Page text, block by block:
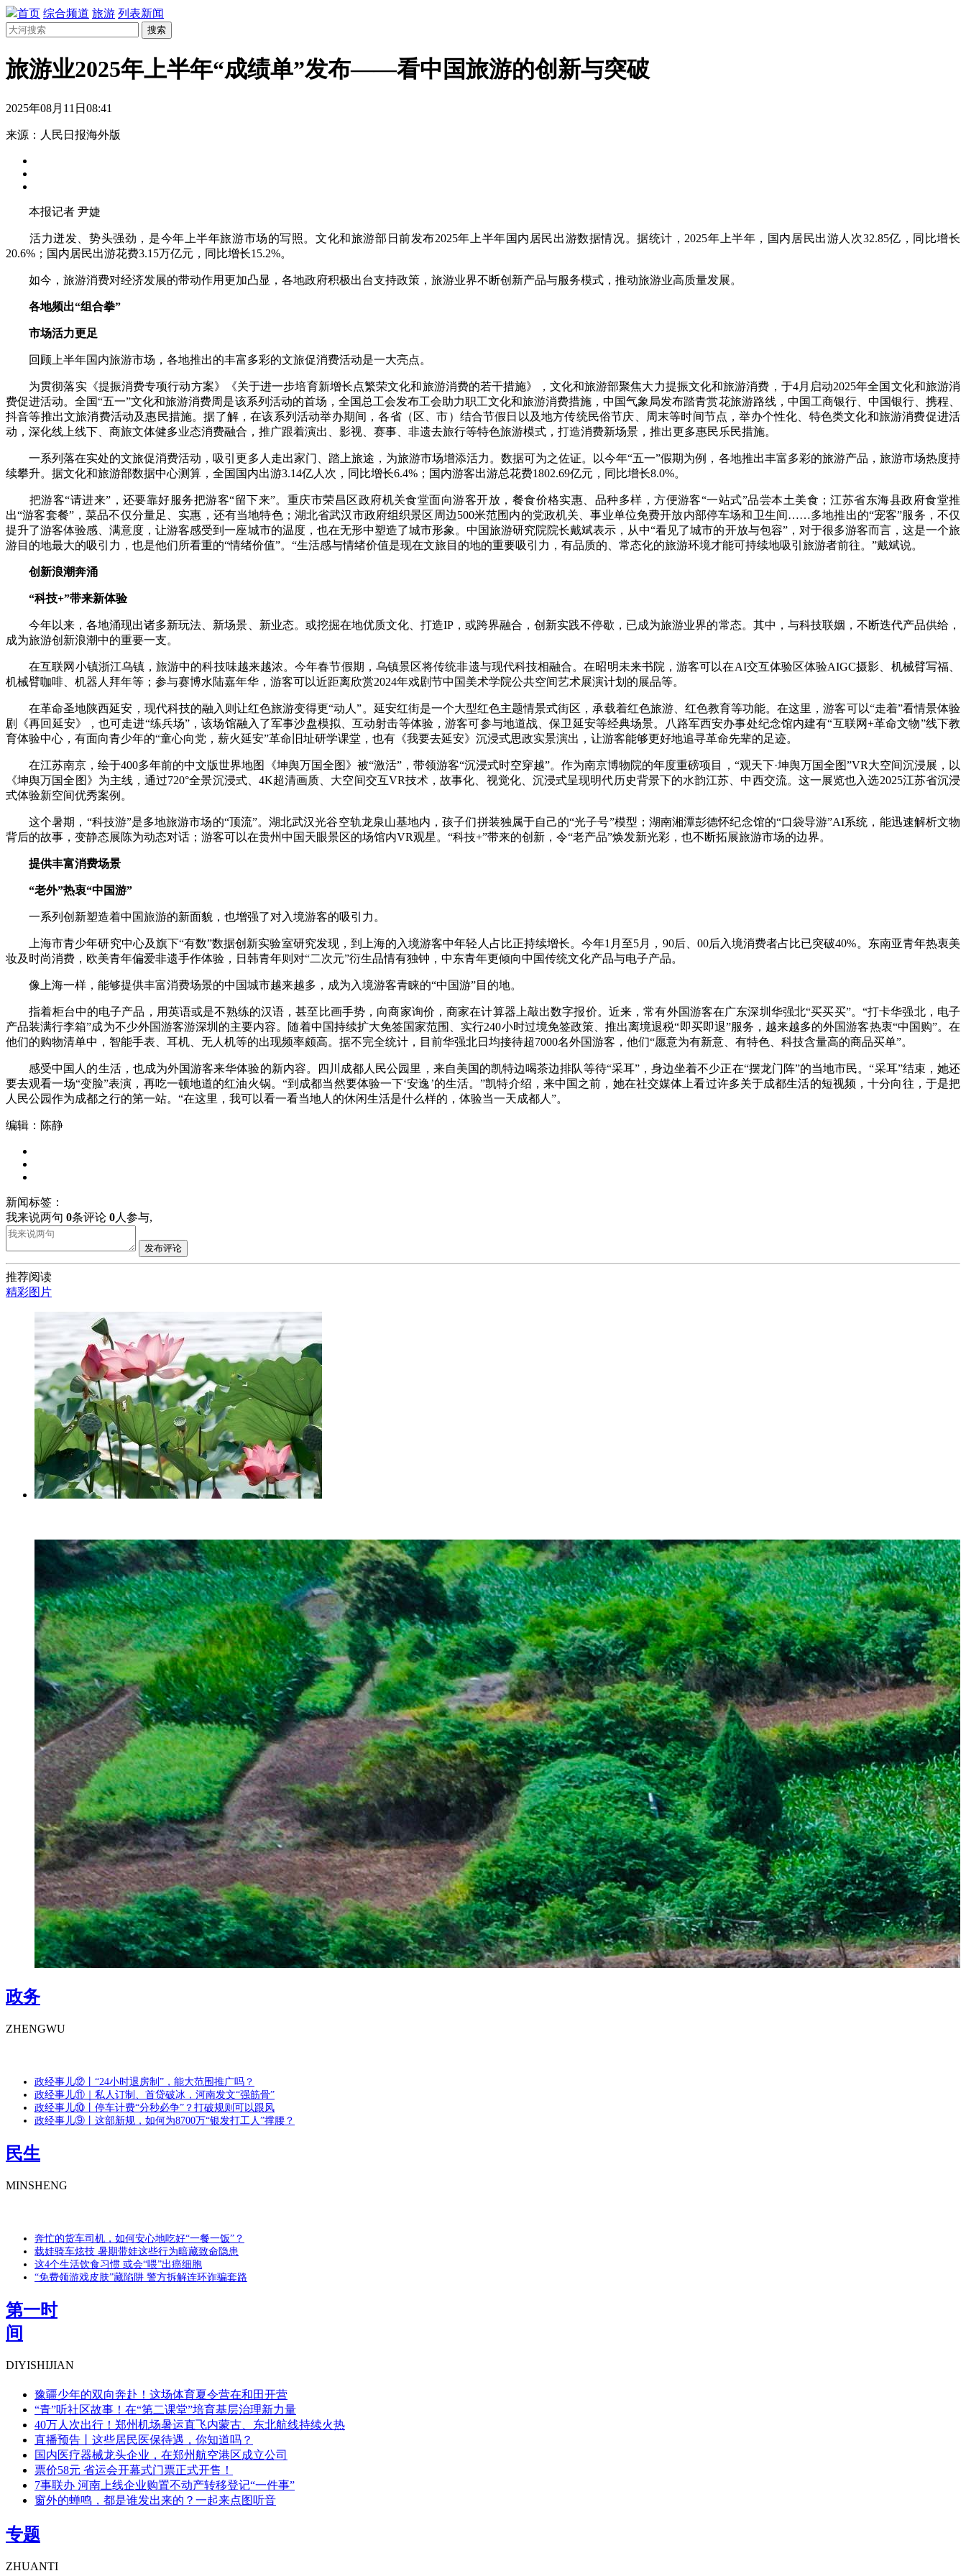
首页 综合频道 旅游 列表新闻
搜索
旅游业2025年上半年“成绩单”发布——看中国旅游的创新与突破
2025年08月11日08:41
来源：人民日报海外版
本报记者 尹婕
活力迸发、势头强劲，是今年上半年旅游市场的写照。文化和旅游部日前发布2025年上半年国内居民出游数据情况。据统计，2025年上半年，国内居民出游人次32.85亿，同比增长
20.6%；国内居民出游花费3.15万亿元，同比增长15.2%。
如今，旅游消费对经济发展的带动作用更加凸显，各地政府积极出台支持政策，旅游业界不断创新产品与服务模式，推动旅游业高质量发展。
各地频出“组合拳”
市场活力更足
回顾上半年国内旅游市场，各地推出的丰富多彩的文旅促消费活动是一大亮点。
为贯彻落实《提振消费专项行动方案》《关于进一步培育新增长点繁荣文化和旅游消费的若干措施》，文化和旅游部聚焦大力提振文化和旅游消费，于4月启动2025年全国文化和旅游消
费促进活动。全国“五一”文化和旅游消费周是该系列活动的首场，全国总工会发布工会助力职工文化和旅游消费措施，中国气象局发布踏青赏花旅游路线，中国工商银行、中国银行、携程、
抖音等推出文旅消费活动及惠民措施。据了解，在该系列活动举办期间，各省（区、市）结合节假日以及地方传统民俗节庆、周末等时间节点，举办个性化、特色类文化和旅游消费促进活
动，深化线上线下、商旅文体健多业态消费融合，推广跟着演出、影视、赛事、非遗去旅行等特色旅游模式，打造消费新场景，推出更多惠民乐民措施。
一系列落在实处的文旅促消费活动，吸引更多人走出家门、踏上旅途，为旅游市场增添活力。数据可为之佐证。以今年“五一”假期为例，各地推出丰富多彩的旅游产品，旅游市场热度持
续攀升。据文化和旅游部数据中心测算，全国国内出游3.14亿人次，同比增长6.4%；国内游客出游总花费1802.69亿元，同比增长8.0%。
把游客“请进来”，还要靠好服务把游客“留下来”。重庆市荣昌区政府机关食堂面向游客开放，餐食价格实惠、品种多样，方便游客“一站式”品尝本土美食；江苏省东海县政府食堂推
出“游客套餐”，菜品不仅分量足、实惠，还有当地特色；湖北省武汉市政府组织景区周边500米范围内的党政机关、事业单位免费开放内部停车场和卫生间……多地推出的“宠客”服务，不仅
提升了游客体验感、满意度，让游客感受到一座城市的温度，也在无形中塑造了城市形象。中国旅游研究院院长戴斌表示，从中“看见了城市的开放与包容”，对于很多游客而言，这是一个旅
游目的地最大的吸引力，也是他们所看重的“情绪价值”。“生活感与情绪价值是现在文旅目的地的重要吸引力，有品质的、常态化的旅游环境才能可持续地吸引旅游者前往。”戴斌说。
创新浪潮奔涌
“科技+”带来新体验
今年以来，各地涌现出诸多新玩法、新场景、新业态。或挖掘在地优质文化、打造IP，或跨界融合，创新实践不停歇，已成为旅游业界的常态。其中，与科技联姻，不断迭代产品供给，
成为旅游创新浪潮中的重要一支。
在互联网小镇浙江乌镇，旅游中的科技味越来越浓。今年春节假期，乌镇景区将传统非遗与现代科技相融合。在昭明未来书院，游客可以在AI交互体验区体验AIGC摄影、机械臂写福、
机械臂咖啡、机器人拜年等；参与赛博水陆嘉年华，游客可以近距离欣赏2024年戏剧节中国美术学院公共空间艺术展演计划的展品等。
在革命圣地陕西延安，现代科技的融入则让红色旅游变得更“动人”。延安红街是一个大型红色主题情景式街区，承载着红色旅游、红色教育等功能。在这里，游客可以“走着”看情景体验
剧《再回延安》，也可走进“练兵场”，该场馆融入了军事沙盘模拟、互动射击等体验，游客可参与地道战、保卫延安等经典场景。八路军西安办事处纪念馆内建有“互联网+革命文物”线下教
育体验中心，有面向青少年的“童心向党，薪火延安”革命旧址研学课堂，也有《我要去延安》沉浸式思政实景演出，让游客能够更好地追寻革命先辈的足迹。
在江苏南京，绘于400多年前的中文版世界地图《坤舆万国全图》被“激活”，带领游客“沉浸式时空穿越”。作为南京博物院的年度重磅项目，“观天下·坤舆万国全图”VR大空间沉浸展，以
《坤舆万国全图》为主线，通过720°全景沉浸式、4K超清画质、大空间交互VR技术，故事化、视觉化、沉浸式呈现明代历史背景下的水韵江苏、中西交流。这一展览也入选2025江苏省沉浸
式体验新空间优秀案例。
这个暑期，“科技游”是多地旅游市场的“顶流”。湖北武汉光谷空轨龙泉山基地内，孩子们拼装独属于自己的“光子号”模型；湖南湘潭彭德怀纪念馆的“口袋导游”AI系统，能迅速解析文物
背后的故事，变静态展陈为动态对话；游客可以在贵州中国天眼景区的场馆内VR观星。“科技+”带来的创新，令“老产品”焕发新光彩，也不断拓展旅游市场的边界。
提供丰富消费场景
“老外”热衷“中国游”
一系列创新塑造着中国旅游的新面貌，也增强了对入境游客的吸引力。
上海市青少年研究中心及旗下“有数”数据创新实验室研究发现，到上海的入境游客中年轻人占比正持续增长。今年1月至5月，90后、00后入境消费者占比已突破40%。东南亚青年热衷美
妆及时尚消费，欧美青年偏爱非遗手作体验，日韩青年则对“二次元”衍生品情有独钟，中东青年更倾向中国传统文化产品与电子产品。
像上海一样，能够提供丰富消费场景的中国城市越来越多，成为入境游客青睐的“中国游”目的地。
指着柜台中的电子产品，用英语或是不熟练的汉语，甚至比画手势，向商家询价，商家在计算器上敲出数字报价。近来，常有外国游客在广东深圳华强北“买买买”。“打卡华强北，电子
产品装满行李箱”成为不少外国游客游深圳的主要内容。随着中国持续扩大免签国家范围、实行240小时过境免签政策、推出离境退税“即买即退”服务，越来越多的外国游客热衷“中国购”。在
他们的购物清单中，智能手表、耳机、无人机等的出现频率颇高。据不完全统计，目前华强北日均接待超7000名外国游客，他们“愿意为有新意、有特色、科技含量高的商品买单”。
感受中国人的生活，也成为外国游客来华体验的新内容。四川成都人民公园里，来自美国的凯特边喝茶边排队等待“采耳”，身边坐着不少正在“摆龙门阵”的当地市民。“采耳”结束，她还
要去观看一场“变脸”表演，再吃一顿地道的红油火锅。“到成都当然要体验一下‘安逸’的生活。”凯特介绍，来中国之前，她在社交媒体上看过许多关于成都生活的短视频，十分向往，于是把
人民公园作为成都之行的第一站。“在这里，我可以看一看当地人的休闲生活是什么样的，体验当一天成都人”。
编辑：陈静
新闻标签：
我来说两句 0条评论 0人参与,
发布评论
推荐阅读